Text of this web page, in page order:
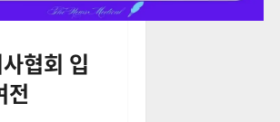
협회 입
전
겸 교육부 장관